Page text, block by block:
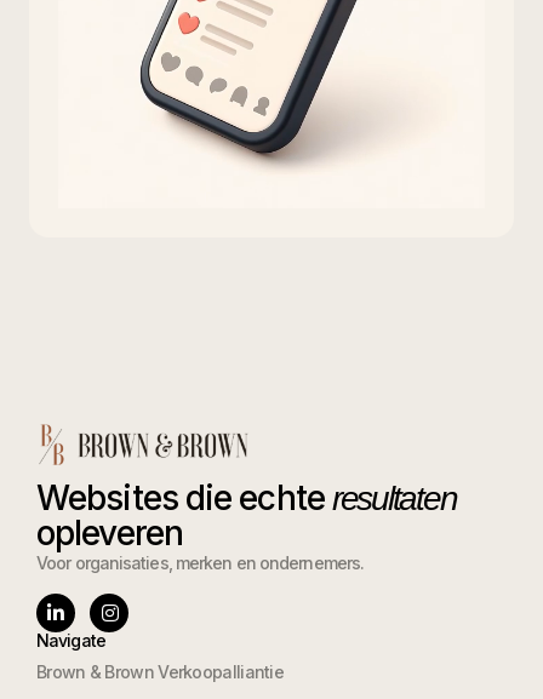
Websites die echteresultaten
opleveren
Voor organisaties, merken en ondernemers.
Navigate
Brown & Brown Verkoopalliantie